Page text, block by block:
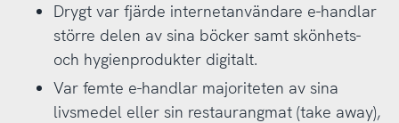
Drygt var fjärde internetanvändare e-handlar
större delen av sina böcker samt skönhets-
och hygienprodukter digitalt.
Var femte e-handlar majoriteten av sina
livsmedel eller sin restaurangmat (take away),